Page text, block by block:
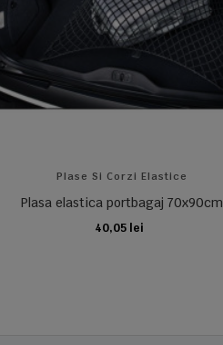
Plase Si Corzi Elastice
Plasa elastica portbagaj 70x90cm
40,05 lei
ADAUGA IN COS